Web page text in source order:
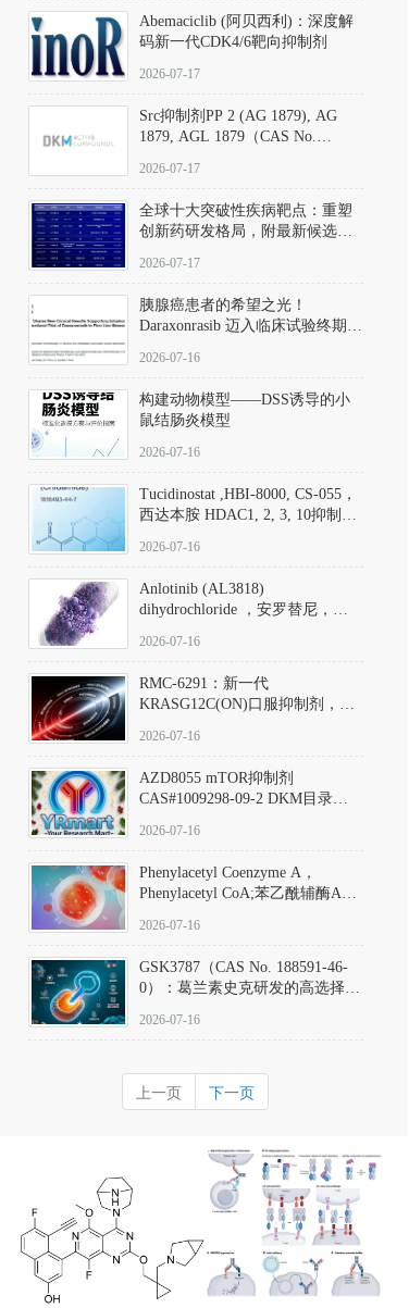
过精准嵌入激酶的ATP结合位点
发挥抑制作用，对ROCK1和
ROCK2的解离常数（Ki）分别为
140 nM和300 nM；在众多丝氨酸/
中，其靶向ROCK的选择性超过
200倍，凸显出优异的分子特异
Abemaciclib (阿贝西利)：深度解
码新一代CDK4/6靶向抑制剂
2026-07-17
Src抑制剂PP 2 (AG 1879), AG
1879, AGL 1879（CAS No.
应用指南
2026-07-17
全球十大突破性疾病靶点：重塑
创新药研发格局，附最新候选分
2026-07-17
胰腺癌患者的希望之光！
Daraxonrasib 迈入临床试验终期阶
2026-07-16
构建动物模型——DSS诱导的小
鼠结肠炎模型
2026-07-16
Tucidinostat ,HBI-8000, CS-055，
西达本胺 HDAC1, 2, 3, 10抑制剂
D808567) - DKM活性分子
2026-07-16
Anlotinib (AL3818)
dihydrochloride ，安罗替尼，
Hydrochloride实验方法步骤SOP
2026-07-16
RMC-6291：新一代
KRASG12C(ON)口服抑制剂，
(Elironrasib)CAS#2641998-63-0
2026-07-16
AZD8055 mTOR抑制剂
CAS#1009298-09-2 DKM目录号
激酶抑制剂的深度剖析
2026-07-16
Phenylacetyl Coenzyme A，
Phenylacetyl CoA;苯乙酰辅酶A
2026-07-16
GSK3787（CAS No. 188591-46-
0）：葛兰素史克研发的高选择
抗剂，被广泛视为研究PPARδ核
靶点药理机制的金标准化学探
针。
2026-07-16
上一页 下一页